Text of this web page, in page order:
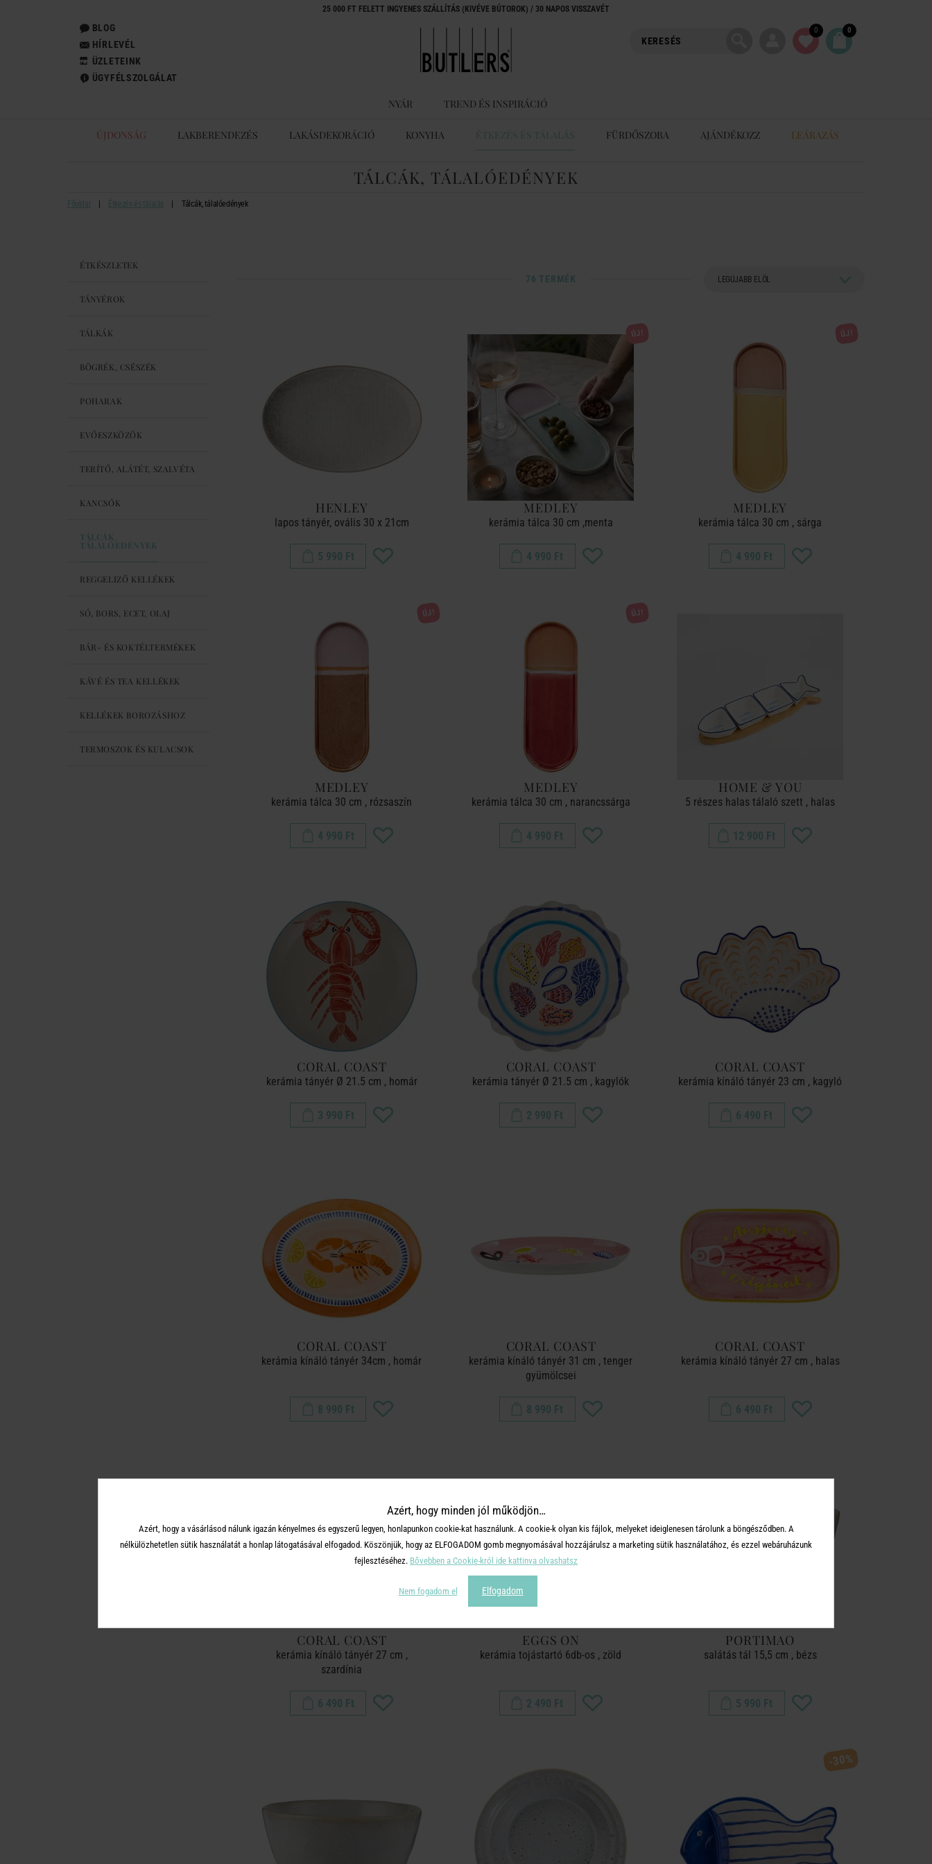
25 000 FT FELETT INGYENES SZÁLLÍTÁS (KIVÉVE BÚTOROK) / 30 NAPOS VISSZAVÉT
BLOG
HÍRLEVÉL
ÜZLETEINK
ÜGYFÉLSZOLGÁLAT
0 0
NYÁR TREND ÉS INSPIRÁCIÓ
ÚJDONSÁG LAKBERENDEZÉS LAKÁSDEKORÁCIÓ KONYHA ÉTKEZÉS ÉS TÁLALÁS FÜRDŐSZOBA AJÁNDÉKOZZ LEÁRAZÁS
TÁLCÁK, TÁLALÓEDÉNYEK
Főoldal Étkezés és tálalás Tálcák, tálalóedények
ÉTKÉSZLETEK
TÁNYÉROK
TÁLKÁK
BÖGRÉK, CSÉSZÉK
POHARAK
EVŐESZKÖZÖK
TERÍTŐ, ALÁTÉT, SZALVÉTA
KANCSÓK
TÁLCÁK,
TÁLALÓEDÉNYEK
REGGELIZŐ KELLÉKEK
SÓ, BORS, ECET, OLAJ
BÁR- ÉS KOKTÉLTERMÉKEK
KÁVÉ ÉS TEA KELLÉKEK
KELLÉKEK BOROZÁSHOZ
TERMOSZOK ÉS KULACSOK
76 TERMÉK
HENLEY
lapos tányér, ovális 30 x 21cm
5 990 Ft
ÚJ!
MEDLEY
kerámia tálca 30 cm ,menta
4 990 Ft
ÚJ!
MEDLEY
kerámia tálca 30 cm , sárga
4 990 Ft
ÚJ!
MEDLEY
kerámia tálca 30 cm , rózsaszín
4 990 Ft
ÚJ!
MEDLEY
kerámia tálca 30 cm , narancssárga
4 990 Ft
HOME & YOU
5 részes halas tálaló szett , halas
12 900 Ft
CORAL COAST
kerámia tányér Ø 21.5 cm , homár
3 990 Ft
CORAL COAST
kerámia tányér Ø 21.5 cm , kagylók
2 990 Ft
CORAL COAST
kerámia kínáló tányér 23 cm , kagyló
6 490 Ft
CORAL COAST
kerámia kínáló tányér 34cm , homár
8 990 Ft
CORAL COAST
kerámia kínáló tányér 31 cm , tenger
gyümölcsei
8 990 Ft
CORAL COAST
kerámia kínáló tányér 27 cm , halas
6 490 Ft
CORAL COAST
kerámia kínáló tányér 27 cm ,
szardínia
6 490 Ft
EGGS ON
kerámia tojástartó 6db-os , zöld
2 490 Ft
PORTIMAO
salátás tál 15,5 cm , bézs
5 990 Ft
-30%
Azért, hogy minden jól működjön…
Azért, hogy a vásárlásod nálunk igazán kényelmes és egyszerű legyen, honlapunkon cookie-kat használunk. A cookie-k olyan kis fájlok, melyeket ideiglenesen tárolunk a böngésződben. A
nélkülözhetetlen sütik használatát a honlap látogatásával elfogadod. Köszönjük, hogy az ELFOGADOM gomb megnyomásával hozzájárulsz a marketing sütik használatához, és ezzel webáruházunk
fejlesztéséhez. Bővebben a Cookie-król ide kattinva olvashatsz
Nem fogadom el Elfogadom